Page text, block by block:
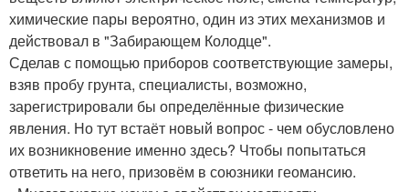
химические пары вероятно, один из этих механизмов и
действовал в "Забирающем Колодце".
Сделав с помощью приборов соответствующие замеры,
взяв пробу грунта, специалисты, возможно,
зарегистрировали бы определённые физические
явления. Но тут встаёт новый вопрос - чем обусловлено
их возникновение именно здесь? Чтобы попытаться
ответить на него, призовём в союзники геомансию.